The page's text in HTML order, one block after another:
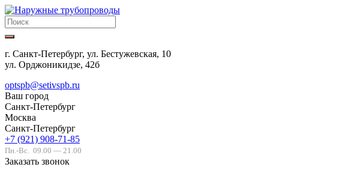
г. Санкт-Петербург, ул. Бестужевская, 10
ул. Орджоникидзе, 42б
optspb@setivspb.ru
Ваш город
Санкт-Петербург
Москва
Санкт-Петербург
+7 (921) 908-71-85
Пн.-Вс. 09.00 — 21.00
Заказать звонок